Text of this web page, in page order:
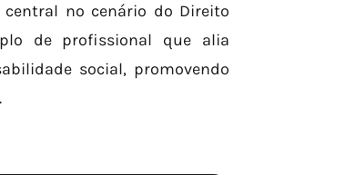
no cenário do Direito
de profissional que alia
social, promovendo